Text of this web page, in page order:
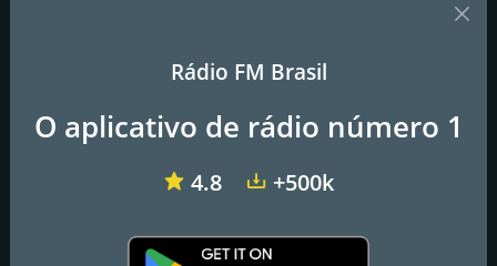
Sucessos de ontem e de hoje.
Rádio FM Brasil
O aplicativo de rádio número 1
4.8 +500k